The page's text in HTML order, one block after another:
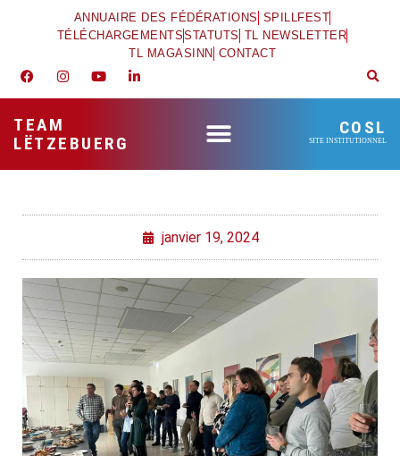
ANNUAIRE DES FÉDÉRATIONS SPILLFEST
TÉLÉCHARGEMENTSSTATUTS TL NEWSLETTER
TL MAGASINN CONTACT
TEAM
LËTZEBUERG
COSL
SITE INSTITUTIONNEL
janvier 19, 2024